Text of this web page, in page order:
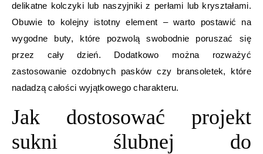
delikatne kolczyki lub naszyjniki z perłami lub kryształami.
Obuwie to kolejny istotny element – warto postawić na
wygodne buty, które pozwolą swobodnie poruszać się
przez cały dzień. Dodatkowo można rozważyć
zastosowanie ozdobnych pasków czy bransoletek, które
nadadzą całości wyjątkowego charakteru.
Jak dostosować projekt
sukni ślubnej do